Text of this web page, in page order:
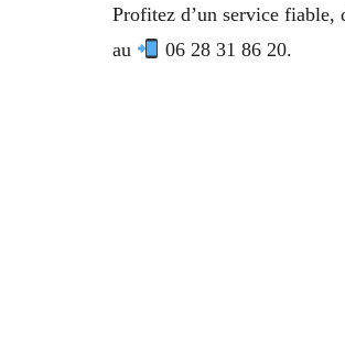
Profitez d’un service fiable,
au
06 28 31 86 20.